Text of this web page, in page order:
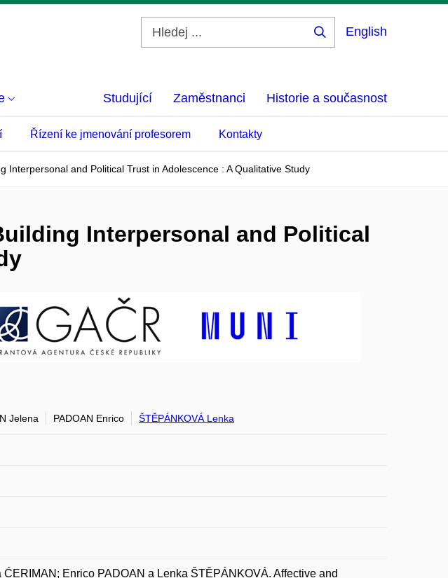
English
Studující Zaměstnanci Historie a současnost
Řízení ke jmenování profesorem Kontakty
Interpersonal and Political Trust in Adolescence : A Qualitative Study
Interpersonal and Political
Jelena PADOAN Enrico ŠTĚPÁNKOVÁ Lenka
Enrico PADOAN a Lenka ŠTĚPÁNKOVÁ. Affective and